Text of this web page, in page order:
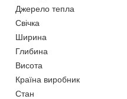
Джерело тепла
Свічка
Ширина
Глибина
Висота
Країна виробник
Стан